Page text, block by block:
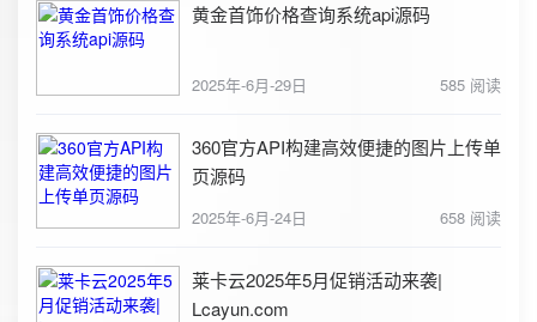
黄金首饰价格查询系统api源码
2025年-6月-29日 585 阅读
360官方API构建高效便捷的图片上传单
页源码
2025年-6月-24日 658 阅读
莱卡云2025年5月促销活动来袭|
Lcayun.com